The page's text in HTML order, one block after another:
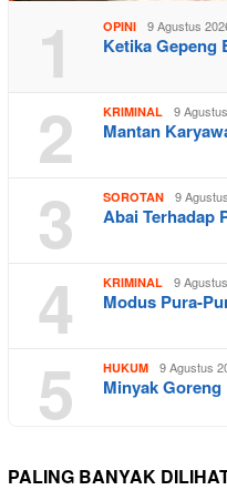
1 OPINI 9 Agustus
Ketika Gepeng
2 KRIMINAL 9
Mantan
3 SOROTAN 9
Abai Terhadap
4 KRIMINAL 9
Modus Pura-
5 HUKUM 9 Agustus
Minyak
PALING BANYAK